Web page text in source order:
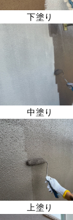
下塗り
中塗り
上塗り